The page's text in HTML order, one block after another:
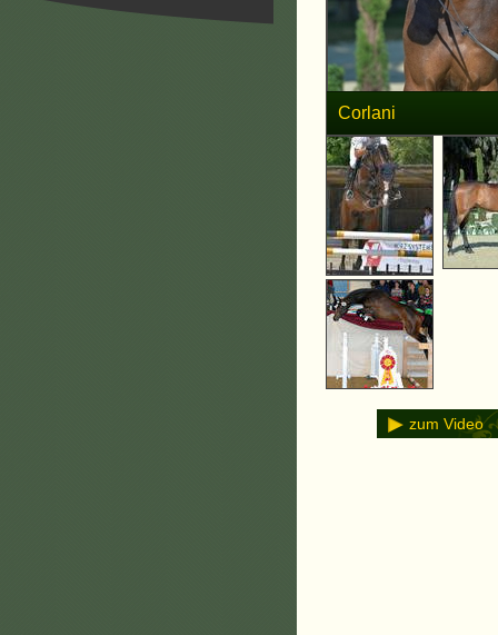
Corlani
zum Video